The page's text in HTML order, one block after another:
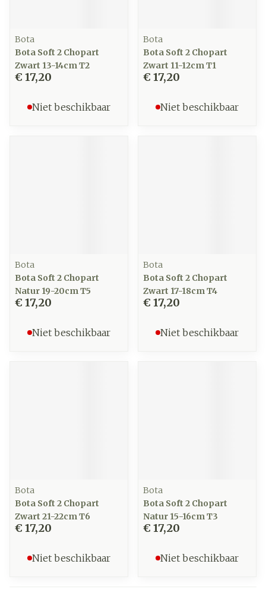
Bota
Bota Soft 2 Chopart
Zwart 13-14cm T2
€ 17,20
Niet beschikbaar
Bota
Bota Soft 2 Chopart
Zwart 11-12cm T1
€ 17,20
Niet beschikbaar
Bota
Bota Soft 2 Chopart
Natur 19-20cm T5
€ 17,20
Niet beschikbaar
Bota
Bota Soft 2 Chopart
Zwart 17-18cm T4
€ 17,20
Niet beschikbaar
Bota
Bota Soft 2 Chopart
Zwart 21-22cm T6
€ 17,20
Niet beschikbaar
Bota
Bota Soft 2 Chopart
Natur 15-16cm T3
€ 17,20
Niet beschikbaar